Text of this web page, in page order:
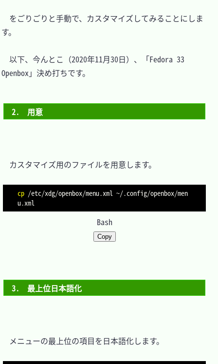
をごりごりと手動で、カスタマイズしてみることにしま
す。
以下、今んとこ（2020年11月30日）、「Fedora 33
Openbox」決め打ちです。
2.　用意
カスタマイズ用のファイルを用意します。
cp /etc/xdg/openbox/menu.xml ~/.config/openbox/men
Bash
Copy
3.　最上位日本語化
メニューの最上位の項目を日本語化します。